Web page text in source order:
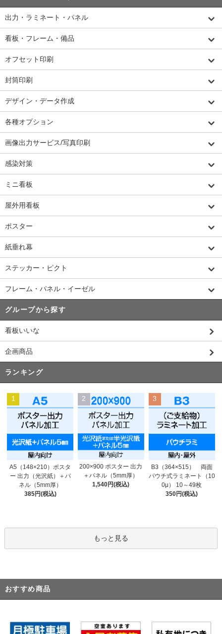
出力・ラミネート・パネル
看板・フレーム・備品
オフセット印刷
封筒印刷
デザイン・データ作成
各種オプション
画像出力サービス/写真印刷
感染対策
ミニ看板
屋外用看板
ポスター
紙垂れ幕
ステッカー・ピクト
フレーム・パネル・イーゼル
グループから探す
看板いいな
企画商品
ランキング
1
A5（148×210）ポスタ
ー 出力（光沢紙）＋パ
ネル（5mm厚）
385円(税込)
2
200×900 ポスター 出力
＋パネル（5mm厚）
1,540円(税込)
3
B3（364×515） 両面
パウチ式ラミネート（10
0μ） 10～49枚
350円(税込)
もっと見る
おすすめ商品